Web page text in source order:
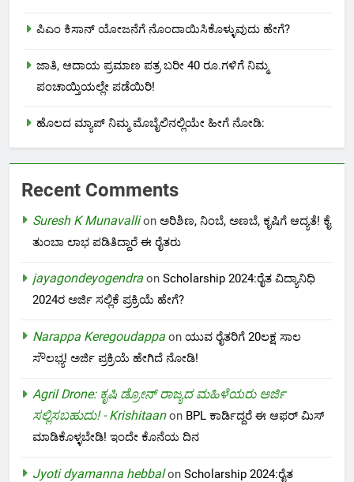
ಪಿಎಂ ಕಿಸಾನ್ ಯೋಜನೆಗೆ ನೊಂದಾಯಿಸಿಕೊಳ್ಳುವುದು ಹೇಗೆ?
ಜಾತಿ, ಆದಾಯ ಪ್ರಮಾಣ ಪತ್ರ ಬರೀ 40 ರೂ.ಗಳಿಗೆ ನಿಮ್ಮ
ಪಂಚಾಯ್ತಿಯಲ್ಲೇ ಪಡೆಯಿರಿ!
ಹೊಲದ ಮ್ಯಾಪ್ ನಿಮ್ಮ ಮೊಬೈಲಿನಲ್ಲಿಯೇ ಹೀಗೆ ನೋಡಿ:
Recent Comments
Suresh K Munavallion ಅರಿಶಿಣ, ನಿಂಬೆ, ಅಣಬೆ, ಕೃಷಿಗೆ ಆದ್ಯತೆ! ಕೈ
ತುಂಬಾ ಲಾಭ ಪಡಿತಿದ್ದಾರೆ ಈ ರೈತರು
jayagondeyogendra on Scholarship 2024:ರೈತ ವಿದ್ಯಾನಿಧಿ
2024ರ ಅರ್ಜಿ ಸಲ್ಲಿಕೆ ಪ್ರಕ್ರಿಯೆ ಹೇಗೆ?
Narappa Keregoudappa on ಯುವ ರೈತರಿಗೆ 20ಲಕ್ಷ ಸಾಲ
ಸೌಲಭ್ಯ! ಅರ್ಜಿ ಪ್ರಕ್ರಿಯೆ ಹೇಗಿದೆ ನೋಡಿ!
Agril Drone: ಕೃಷಿ ಡ್ರೋನ್ ರಾಜ್ಯದ ಮಹಿಳೆಯರು ಅರ್ಜಿ
ಸಲ್ಲಿಸಬಹುದು! - Krishitaanon BPL ಕಾರ್ಡಿದ್ದರೆ ಈ ಆಫರ್ ಮಿಸ್
ಮಾಡಿಕೊಳ್ಳಬೇಡಿ! ಇಂದೇ ಕೊನೆಯ ದಿನ
Jyoti dyamanna hebbalon Scholarship 2024:ರೈತ